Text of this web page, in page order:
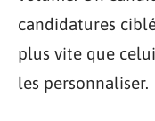
candidatures
plus vite que
les personnaliser.